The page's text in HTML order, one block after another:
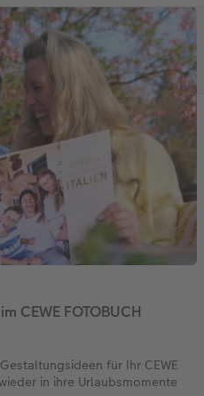
CEWE FOTOBUCH
für Ihr CEWE
in ihre Urlaubsmomente